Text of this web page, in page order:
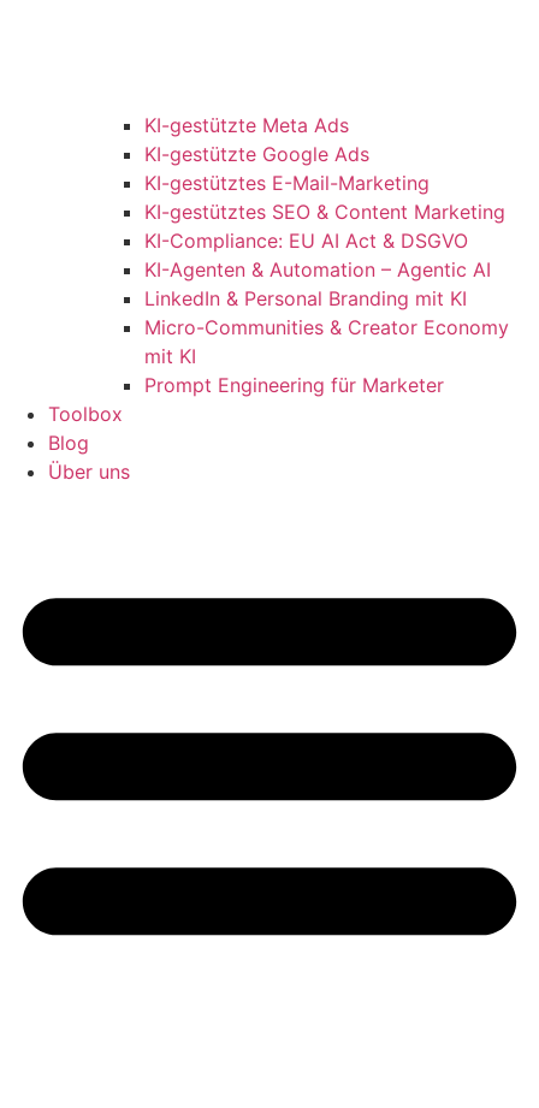
KI-gestützte Meta Ads
KI-gestützte Google Ads
KI-gestütztes E-Mail-Marketing
KI-gestütztes SEO & Content Marketing
KI-Compliance: EU AI Act & DSGVO
KI-Agenten & Automation – Agentic AI
LinkedIn & Personal Branding mit KI
Micro-Communities & Creator Economy
mit KI
Prompt Engineering für Marketer
Toolbox
Blog
Über uns